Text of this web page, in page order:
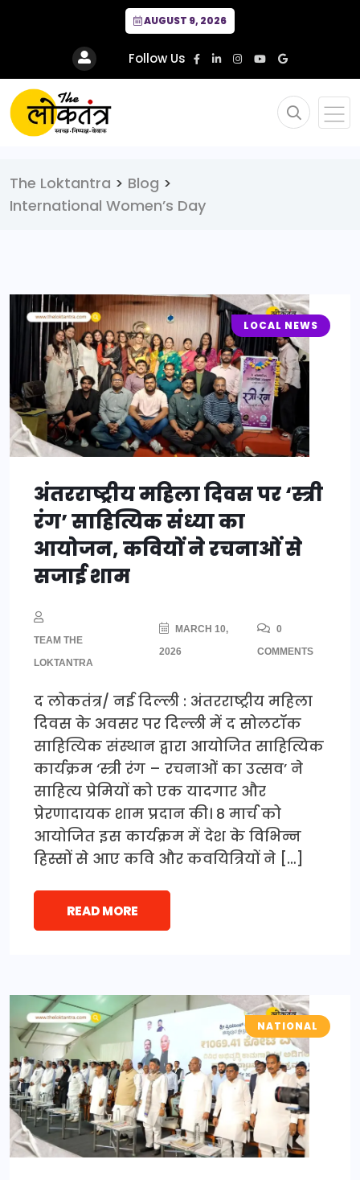
AUGUST 9, 2026
Follow Us
The Loktantra > Blog >
International Women’s Day
LOCAL NEWS
अंतरराष्ट्रीय महिला दिवस पर ‘स्त्री
रंग’ साहित्यिक संध्या का
आयोजन, कवियों ने रचनाओं से
सजाई शाम
TEAM THE
LOKTANTRA
MARCH 10,
2026
0
COMMENTS
द लोकतंत्र/ नई दिल्ली : अंतरराष्ट्रीय महिला
दिवस के अवसर पर दिल्ली में द सोलटॉक
साहित्यिक संस्थान द्वारा आयोजित साहित्यिक
कार्यक्रम ‘स्त्री रंग – रचनाओं का उत्सव’ ने
साहित्य प्रेमियों को एक यादगार और
प्रेरणादायक शाम प्रदान की। 8 मार्च को
आयोजित इस कार्यक्रम में देश के विभिन्न
हिस्सों से आए कवि और कवयित्रियों ने […]
READ MORE
NATIONAL